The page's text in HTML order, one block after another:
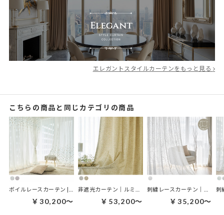
エレガントスタイルカーテンをもっと見る
こちらの商品と同じカテゴリの商品
￥30,200～ ￥53,200～ ￥35,200～